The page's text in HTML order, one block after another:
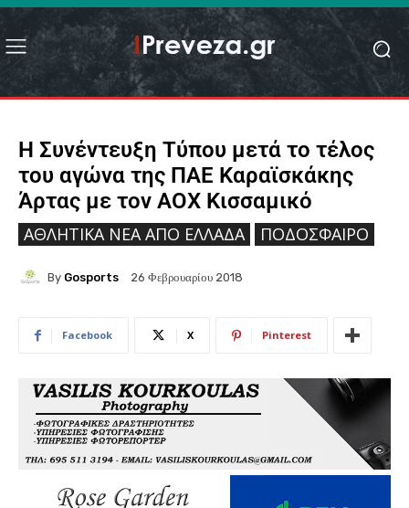
Η Συνέντευξη Τύπου μετά το τέλος
του αγώνα της ΠΑΕ Καραϊσκάκης
Άρτας με τον ΑΟΧ Κισσαμικό
ΑΘΛΗΤΙΚΆ ΝΈΑ ΑΠΟ ΕΛΛΆΔΑ ΠΟΔΌΣΦΑΙΡΟ
By Gosports 26 Φεβρουαρίου 2018
Facebook X Pinterest